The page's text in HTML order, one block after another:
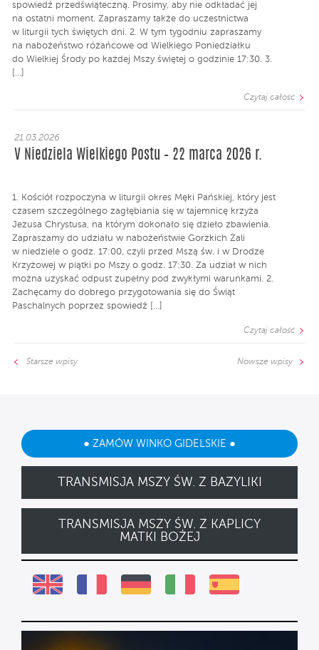
spowiedź przedświąteczną. Prosimy, aby nie odkładać jej
na ostatni moment. Zapraszamy także do uczestnictwa
w liturgii tych świętych dni. 2. W tym tygodniu zapraszamy
na nabożeństwo różańcowe od Wielkiego Poniedziałku
do Wielkiej Środy po każdej Mszy świętej o godzinie 17:30. 3.
[…]
Czytaj całość
21.03.2026
V Niedziela Wielkiego Postu – 22 marca 2026 r.
1. Kościół rozpoczyna w liturgii okres Męki Pańskiej, który jest
czasem szczególnego zagłębiania się w tajemnicę krzyża
Jezusa Chrystusa, na którym dokonało się dzieło zbawienia.
Zapraszamy do udziału w nabożeństwie Gorzkich Żali
w niedziele o godz. 17:00, czyli przed Mszą św. i w Drodze
Krzyżowej w piątki po Mszy o godz. 17:30. Za udział w nich
można uzyskać odpust zupełny pod zwykłymi warunkami. 2.
Zachęcamy do dobrego przygotowania się do Świąt
Paschalnych poprzez spowiedź […]
Czytaj całość
Nowsze wpisy
Starsze wpisy
● ZAMÓW WINKO GIDELSKIE ●
TRANSMISJA MSZY ŚW. Z BAZYLIKI
TRANSMISJA MSZY ŚW. Z KAPLICY
MATKI BOŻEJ